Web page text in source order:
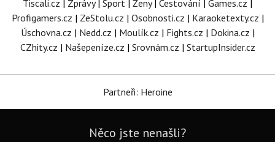
Tiscali.cz | Zprávy| Sport | Ženy| Cestování | Games.cz |
Profigamers.cz | ZeStolu.cz | Osobnosti.cz | Karaoketexty.cz |
Úschovna.cz | Nedd.cz | Moulík.cz | Fights.cz | Dokina.cz |
CZhity.cz | Našepeníze.cz | Srovnám.cz | StartupInsider.cz
Partneři: Heroine
Něco jste nenašli?